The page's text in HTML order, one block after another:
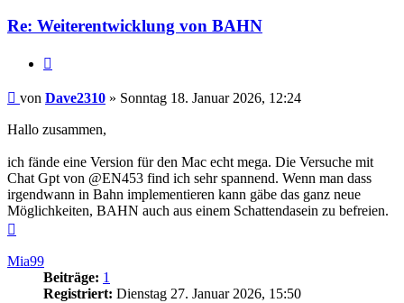
Re: Weiterentwicklung von BAHN
Beitrag
von Dave2310 » Sonntag 18. Januar 2026, 12:24
Hallo zusammen,
ich fände eine Version für den Mac echt mega. Die Versuche mit
Chat Gpt von @EN453 find ich sehr spannend. Wenn man dass
irgendwann in Bahn implementieren kann gäbe das ganz neue
Möglichkeiten, BAHN auch aus einem Schattendasein zu befreien.
Mia99
Beiträge: 1
Registriert: Dienstag 27. Januar 2026, 15:50